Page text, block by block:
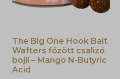
The Big One Hook Bait
Wafters főzött csalizó
bojli – Mango N-Butyric
Acid